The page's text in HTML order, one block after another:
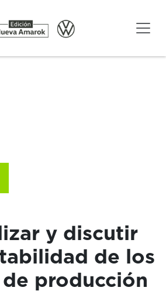
y discutir
de los
producción